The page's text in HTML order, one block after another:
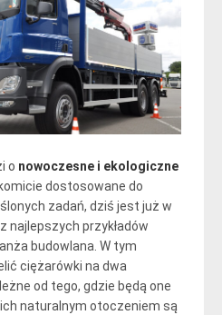
o nowoczesne i ekologiczne
dostosowane do
zadań, dziś jest już w
najlepszych przykładów
budowlana. W tym
ciężarówki na dwa
od tego, gdzie będą one
naturalnym otoczeniem są